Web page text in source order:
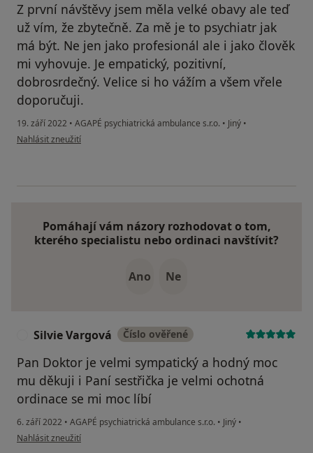
Z první návštěvy jsem měla velké obavy ale teď
už vím, že zbytečně. Za mě je to psychiatr jak
má být. Ne jen jako profesionál ale i jako člověk
mi vyhovuje. Je empatický, pozitivní,
dobrosrdečný. Velice si ho vážím a všem vřele
doporučuji.
19. září 2022 • AGAPÉ psychiatrická ambulance s.r.o. • Jiný •
podle názoru uživatele Míša
Nahlásit zneužití
Pomáhají vám názory rozhodovat o tom,
kterého specialistu nebo ordinaci navštívit?
Ano Ne
Silvie Vargová Číslo ověřené
Pan Doktor je velmi sympatický a hodný moc
mu děkuji i Paní sestřička je velmi ochotná
ordinace se mi moc líbí
6. září 2022 • AGAPÉ psychiatrická ambulance s.r.o. • Jiný •
podle názoru uživatele Silvie Vargová
Nahlásit zneužití